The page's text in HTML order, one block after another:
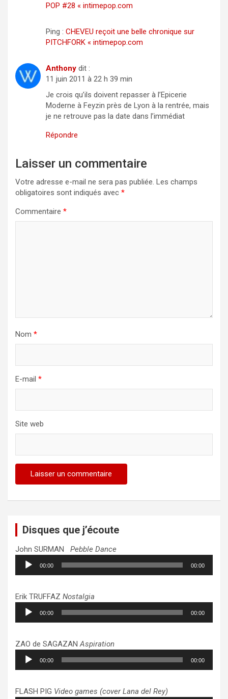
POP #28 « intimepop.com
Ping : CHEVEU reçoit une belle chronique sur
PITCHFORK « intimepop.com
Anthony dit :
11 juin 2011 à 22 h 39 min
Je crois qu’ils doivent repasser à l’Epicerie
Moderne à Feyzin près de Lyon à la rentrée, mais
je ne retrouve pas la date dans l’immédiat
Répondre
Laisser un commentaire
Votre adresse e-mail ne sera pas publiée. Les champs
obligatoires sont indiqués avec *
Commentaire *
Nom *
E-mail *
Site web
Disques que j’écoute
John SURMAN Pebble Dance
Lecteur
audio
00:00 00:00
Erik TRUFFAZ Nostalgia
Lecteur
audio
00:00 00:00
ZAO de SAGAZANAspiration
Lecteur
audio
00:00 00:00
FLASH PIG Video games (cover Lana del Rey)